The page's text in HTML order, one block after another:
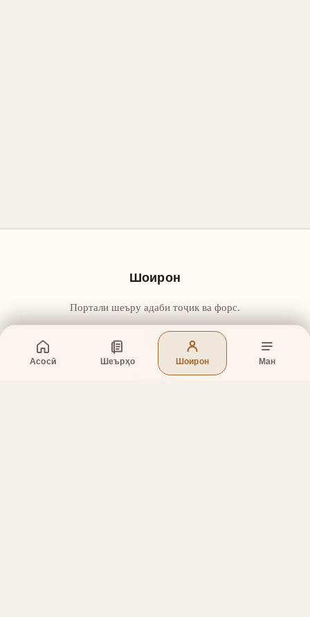
Асосӣ Шеърҳо Шоирон Ман
Шоирон
Портали шеъру адаби тоҷик ва форс.